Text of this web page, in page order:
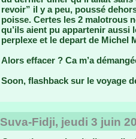
revoir” il y a peu, poussé
poisse. Certes les 2 malotrous
qu’ils aient pu appartenir
perplexe et le depart de Michel
Alors effacer ? Ca m’a
Soon, flashback sur le voyage
Suva-Fidji, jeudi 3 juin